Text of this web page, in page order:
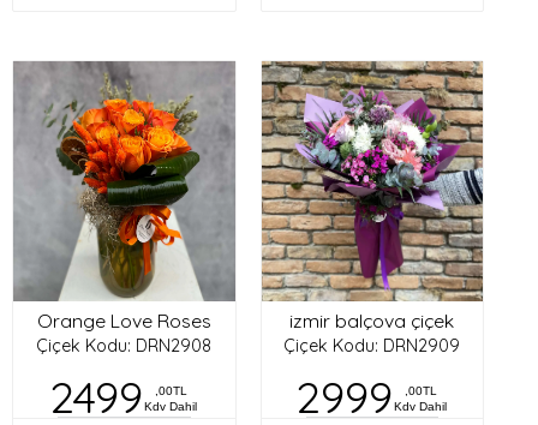
Orange Love Roses
Çiçek Kodu: DRN2908
2499
,00TL
Kdv Dahil
izmir balçova çiçek
Çiçek Kodu: DRN2909
2999
,00TL
Kdv Dahil